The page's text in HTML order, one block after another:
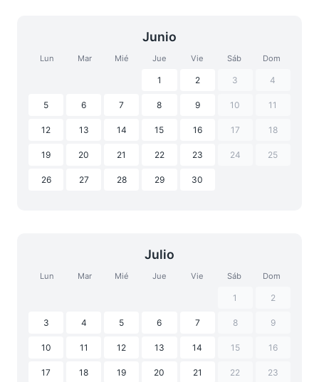
Junio
Lun Mar Mié Jue Vie Sáb Dom
1 2 3 4
5 6 7 8 9 10 11
12 13 14 15 16 17 18
19 20 21 22 23 24 25
26 27 28 29 30
Julio
Lun Mar Mié Jue Vie Sáb Dom
1 2
3 4 5 6 7 8 9
10 11 12 13 14 15 16
17 18 19 20 21 22 23